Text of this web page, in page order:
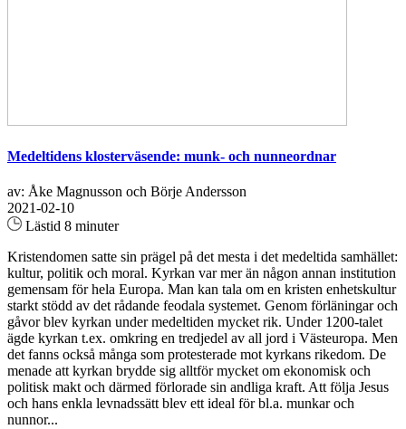
Medeltidens klosterväsende: munk- och nunneordnar
av: Åke Magnusson och Börje Andersson
2021-02-10
Lästid 8 minuter
Kristendomen satte sin prägel på det mesta i det medeltida samhället:
kultur, politik och moral. Kyrkan var mer än någon annan institution
gemensam för hela Europa. Man kan tala om en kristen enhetskultur
starkt stödd av det rådande feodala systemet. Genom förläningar och
gåvor blev kyrkan under medeltiden mycket rik. Under 1200-talet
ägde kyrkan t.ex. omkring en tredjedel av all jord i Västeuropa. Men
det fanns också många som protesterade mot kyrkans rikedom. De
menade att kyrkan brydde sig alltför mycket om ekonomisk och
politisk makt och därmed förlorade sin andliga kraft. Att följa Jesus
och hans enkla levnadssätt blev ett ideal för bl.a. munkar och
nunnor...